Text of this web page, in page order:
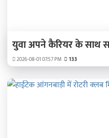
युवा अपने कैरियर के साथ
2026-08-01 07:57 PM 133